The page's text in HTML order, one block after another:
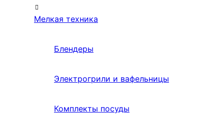
Мелкая техника
Блендеры
Электрогрили и вафельницы
Комплекты посуды